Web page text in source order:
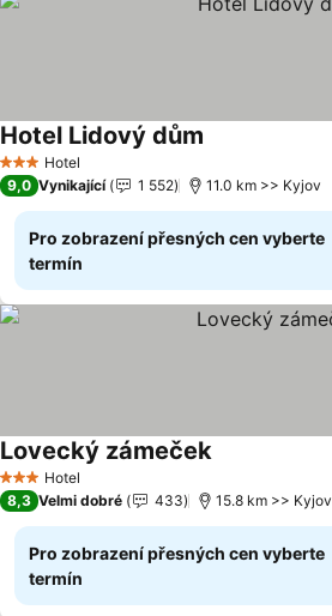
3 Počet hvězdiček
Hotel
Hotel Lidový dům
9,0 Vynikající 1 552 11.0 km >> Kyjov
Pro zobrazení přesných cen vyberte
termín
3 Počet hvězdiček
Hotel
Lovecký zámeček
8,3 Velmi dobré 433 15.8 km >> Kyjov
Pro zobrazení přesných cen vyberte
termín